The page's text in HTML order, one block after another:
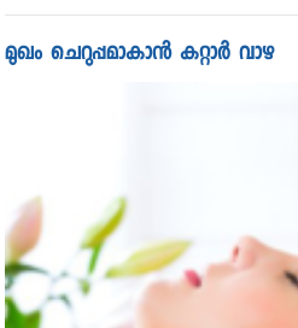
മുഖം ചെറുപ്പമാകാൻ കറ്റാര്‍ വാഴ